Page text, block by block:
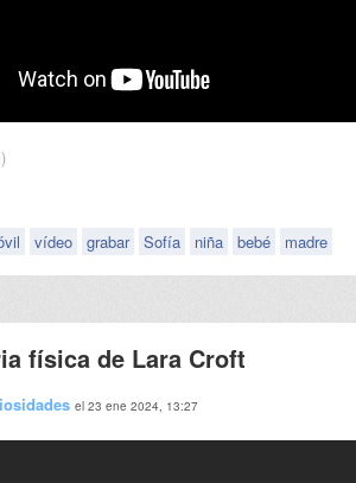
vídeo grabar Sofía niña bebé madre
física de Lara Croft
el 23 ene 2024, 13:27